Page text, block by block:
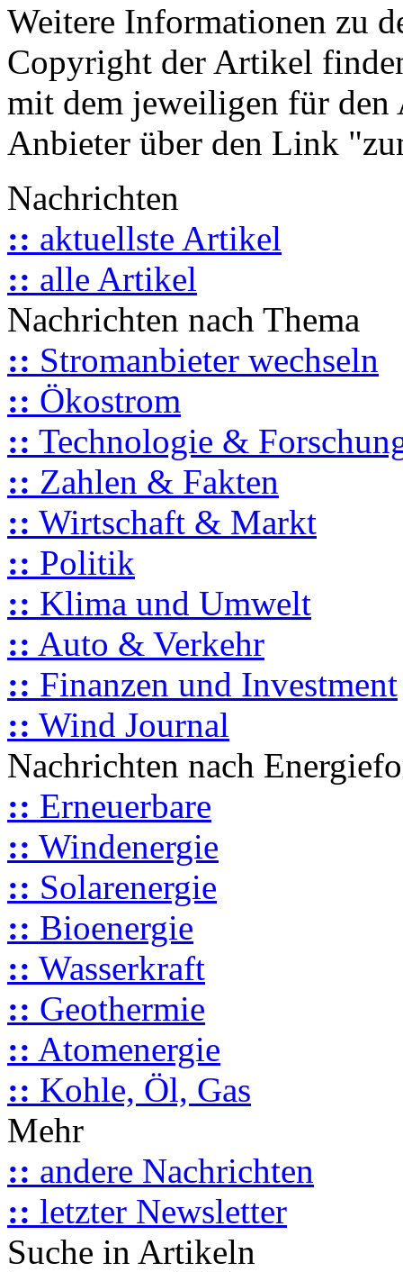
Weitere Informationen zu
Copyright der Artikel
mit dem jeweiligen für
Anbieter über den Link
Nachrichten
:: aktuellste Artikel
:: alle Artikel
Nachrichten nach Thema
:: Stromanbieter wechseln
:: Ökostrom
:: Technologie &
:: Zahlen & Fakten
:: Wirtschaft & Markt
:: Politik
:: Klima und Umwelt
:: Auto & Verkehr
:: Finanzen und Investment
:: Wind Journal
Nachrichten nach
:: Erneuerbare
:: Windenergie
:: Solarenergie
:: Bioenergie
:: Wasserkraft
:: Geothermie
:: Atomenergie
:: Kohle, Öl, Gas
Mehr
:: andere Nachrichten
:: letzter Newsletter
Suche in Artikeln